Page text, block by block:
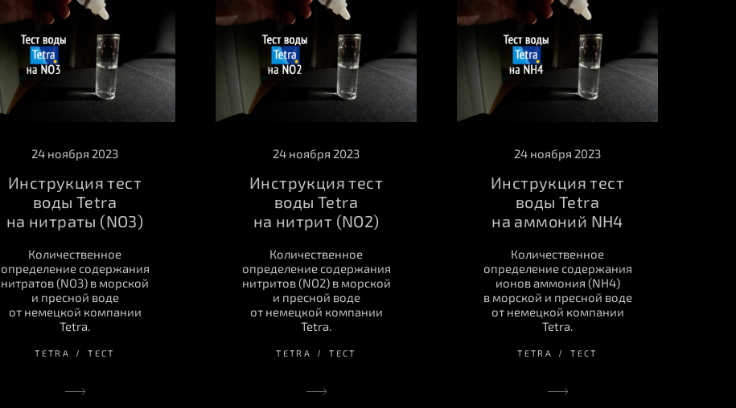
24 ноября 2023
Инструкция тест
воды Tetra
на нитраты (NO3)
Количественное
определение содержания
нитратов (NO3) в морской
и пресной воде
от немецкой компании
Tetra.
TETRA ТЕСТ
24 ноября 2023
Инструкция тест
воды Tetra
на нитрит (NO2)
Количественное
определение содержания
нитритов (NO2) в морской
и пресной воде
от немецкой компании
Tetra.
TETRA ТЕСТ
24 ноября 2023
Инструкция тест
воды Tetra
на аммоний NH4
Количественное
определение содержания
ионов аммония (NH4)
в морской и пресной воде
от немецкой компании
Tetra.
TETRA ТЕСТ